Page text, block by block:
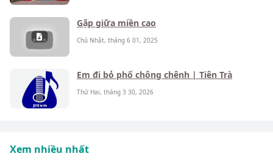
Gặp giữa miền cao
Chủ Nhật, tháng 6 01, 2025
Em đi bỏ phố chông chênh | Tiên Trà
Thứ Hai, tháng 3 30, 2026
Xem nhiều nhất